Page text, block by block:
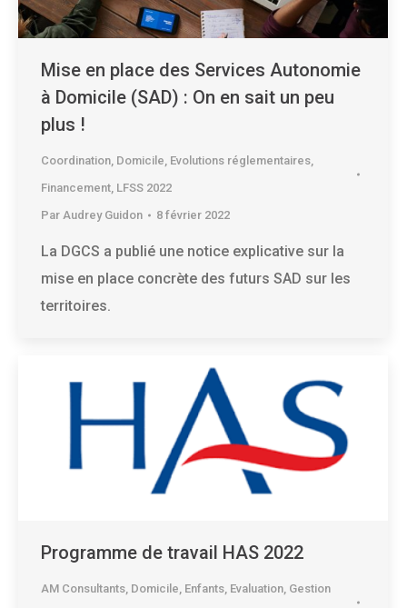
Mise en place des Services Autonomie
à Domicile (SAD) : On en sait un peu
plus !
Coordination Domicile Evolutions réglementaires
Financement LFSS 2022
Par Audrey Guidon 8 février 2022
La DGCS a publié une notice explicative sur la
mise en place concrète des futurs SAD sur les
territoires.
Programme de travail HAS 2022
AM Consultants, Domicile, Enfants, Evaluation, Gestion